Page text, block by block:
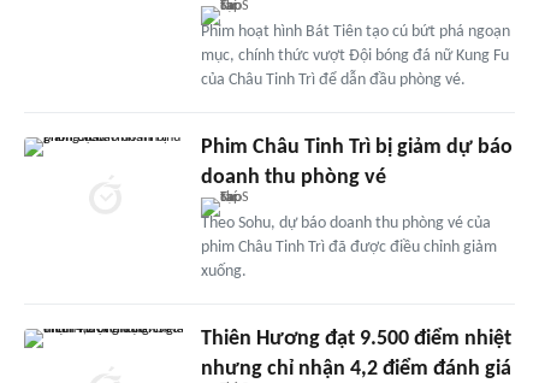
Phim hoạt hình Bát Tiên tạo cú bứt phá ngoạn
mục, chính thức vượt Đội bóng đá nữ Kung Fu
của Châu Tinh Trì để dẫn đầu phòng vé.
Phim Châu Tinh Trì bị giảm dự báo
doanh thu phòng vé
Theo Sohu, dự báo doanh thu phòng vé của
phim Châu Tinh Trì đã được điều chỉnh giảm
xuống.
Thiên Hương đạt 9.500 điểm nhiệt
nhưng chỉ nhận 4,2 điểm đánh giá